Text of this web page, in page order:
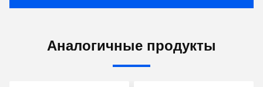
Аналогичные продукты